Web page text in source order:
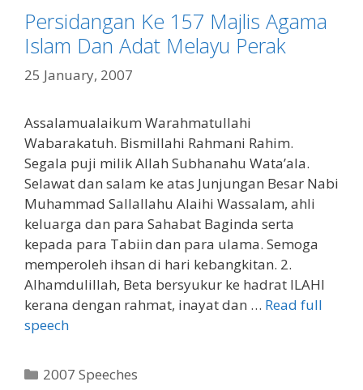
Persidangan Ke 157 Majlis Agama
Islam Dan Adat Melayu Perak
25 January, 2007
Assalamualaikum Warahmatullahi
Wabarakatuh. Bismillahi Rahmani Rahim.
Segala puji milik Allah Subhanahu Wata’ala.
Selawat dan salam ke atas Junjungan Besar Nabi
Muhammad Sallallahu Alaihi Wassalam, ahli
keluarga dan para Sahabat Baginda serta
kepada para Tabiin dan para ulama. Semoga
memperoleh ihsan di hari kebangkitan. 2.
Alhamdulillah, Beta bersyukur ke hadrat ILAHI
kerana dengan rahmat, inayat dan … Read full
speech
Categories
2007 Speeches